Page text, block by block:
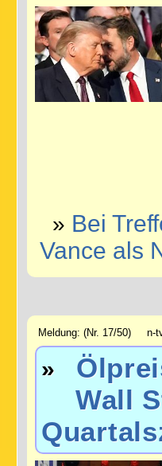
» Bei
Vance als
Meldung: (Nr. 17/50) n-
»
Wall